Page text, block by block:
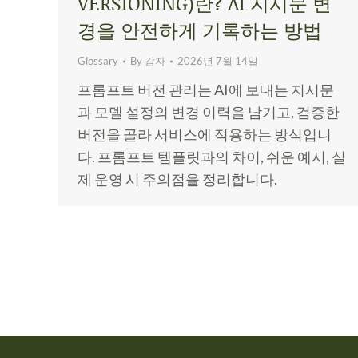
경을 안전하게 기록하는 방법
Glossary By 감자 2026년 7월 14일
프롬프트 버전 관리는 AI에 보내는 지시문
과 모델 설정의 변경 이력을 남기고, 검증한
버전을 골라 서비스에 적용하는 방식입니
다. 프롬프트 템플릿과의 차이, 쉬운 예시, 실
제 운영 시 주의점을 정리합니다.